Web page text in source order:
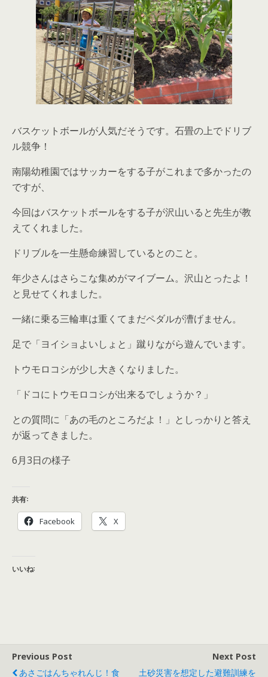
バスケットボールが人気だそうです。石畳の上でドリブ
ル競争！
南陽幼稚園ではサッカーをする子がこれまで多かったの
ですが、
今回はバスケットボールをする子が沢山いると先生が教
えてくれました。
ドリブルを一生懸命練習しているとのこと。
年少さんはさらこな集めがマイブーム。沢山とったよ！
と見せてくれました。
一緒に乗る三輪車は重くてまだペダルが漕げません。
足で「ヨイショよいしょと」蹴りながら遊んでいます。
トウモロコシが少し大きくなりました。
「ドコにトウモロコシが出来るでしょうか？」
との質問に「あの毛のところだよ！」としっかりと答え
が返ってきました。
6月3日の様子
共有:
Facebook X
いいね:
Previous Post
あさごはんちゃれんじ！食
Next Post
土砂災害を想定した避難訓練を